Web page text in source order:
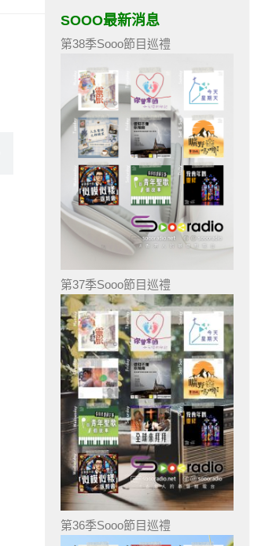
SOOO最新消息
第38季Sooo節目巡禮
第37季Sooo節目巡禮
第36季Sooo節目巡禮